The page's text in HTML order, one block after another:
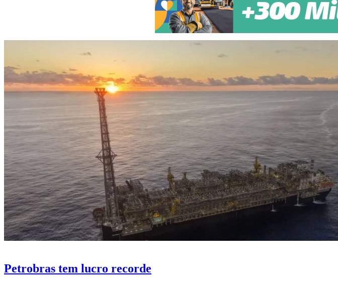
Petrobras tem lucro recorde